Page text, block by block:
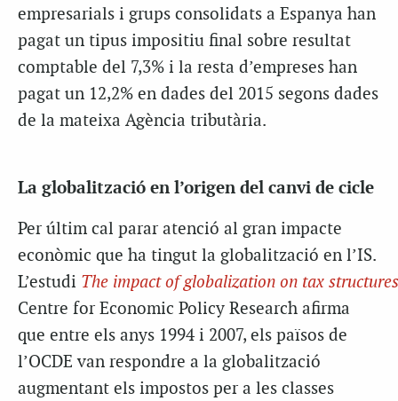
empresarials i grups consolidats a Espanya han
pagat un tipus impositiu final sobre resultat
comptable del 7,3% i la resta d’empreses han
pagat un 12,2% en dades del 2015 segons dades
de la mateixa Agència tributària.
La globalització en l’origen del canvi de cicle
Per últim cal parar atenció al gran impacte
econòmic que ha tingut la globalització en l’IS.
L’estudi The impact of globalization on tax
Centre for Economic Policy Research afirma
que entre els anys 1994 i 2007, els països de
l’OCDE van respondre a la globalització
augmentant els impostos per a les classes